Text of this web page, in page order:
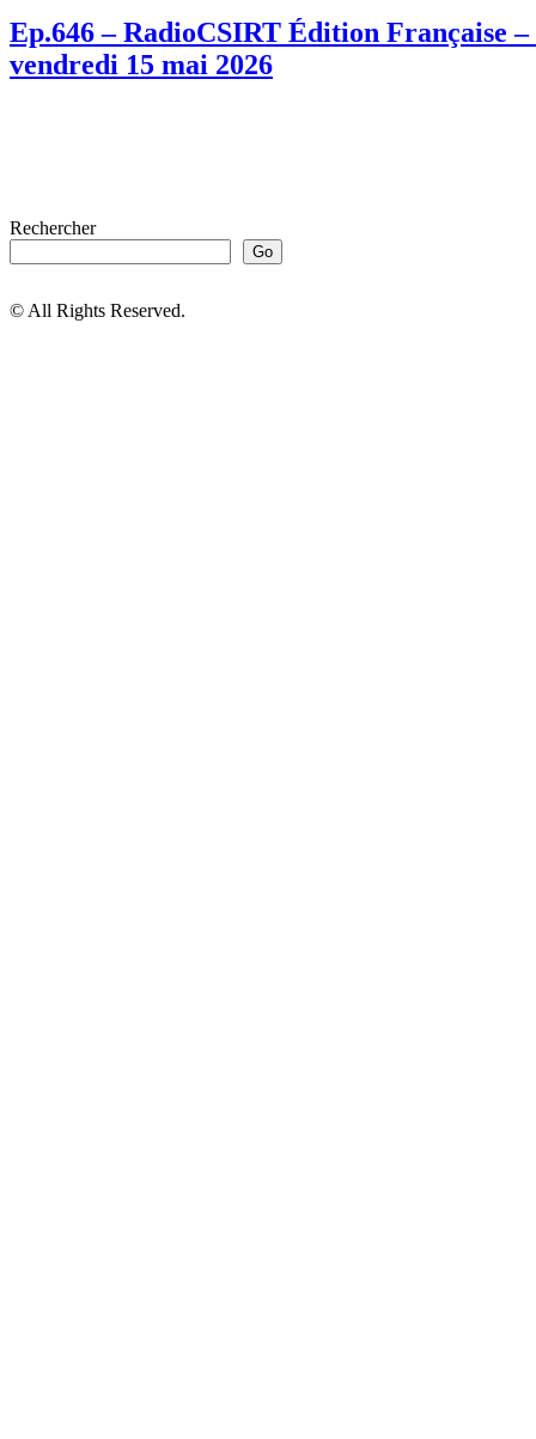
Ep.646 – RadioCSIRT Édition Française
vendredi 15 mai 2026
Rechercher
Go
© All Rights Reserved.